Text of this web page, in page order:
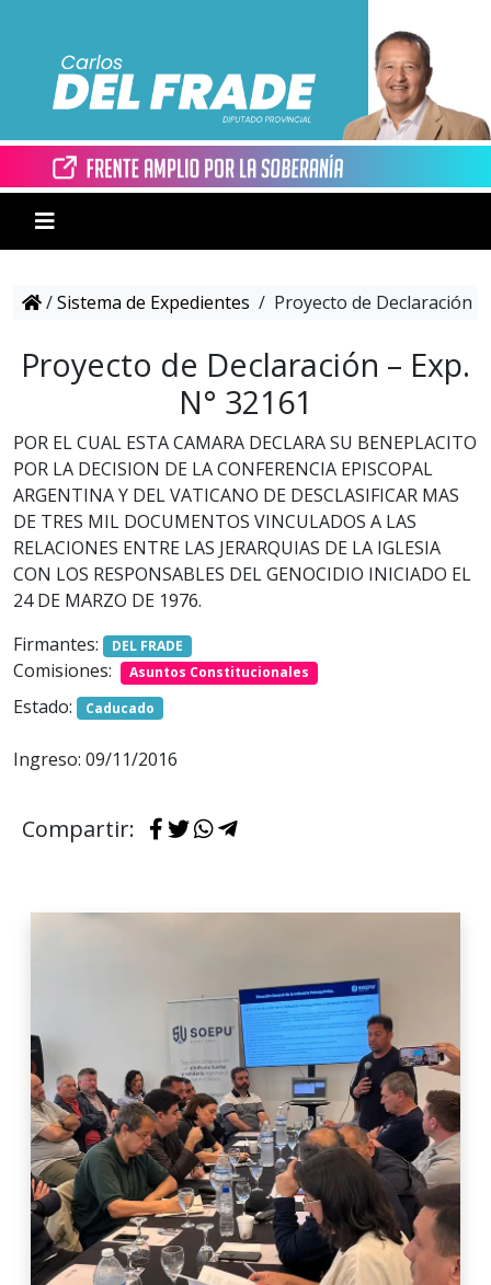
/Sistema de Expedientes / Proyecto de Declaración –
Proyecto de Declaración – Exp.
N° 32161
POR EL CUAL ESTA CAMARA DECLARA SU BENEPLACITO
POR LA DECISION DE LA CONFERENCIA EPISCOPAL
ARGENTINA Y DEL VATICANO DE DESCLASIFICAR MAS
DE TRES MIL DOCUMENTOS VINCULADOS A LAS
RELACIONES ENTRE LAS JERARQUIAS DE LA IGLESIA
CON LOS RESPONSABLES DEL GENOCIDIO INICIADO EL
24 DE MARZO DE 1976.
Firmantes:
DEL FRADE
Comisiones: Asuntos Constitucionales
Estado: Caducado
Ingreso: 09/11/2016
Compartir: